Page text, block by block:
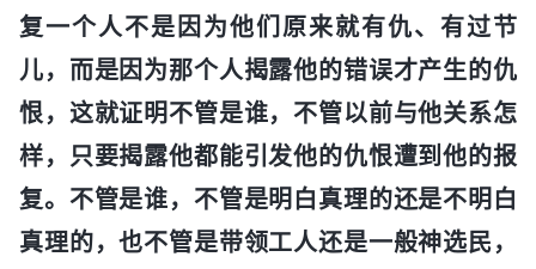
复一个人不是因为他们原来就有仇、有过节
儿，而是因为那个人揭露他的错误才产生的仇
恨，这就证明不管是谁，不管以前与他关系怎
样，只要揭露他都能引发他的仇恨遭到他的报
复。不管是谁，不管是明白真理的还是不明白
真理的，也不管是带领工人还是一般神选民，